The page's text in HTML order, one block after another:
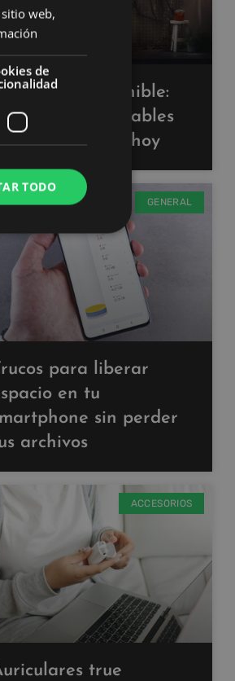
sostenible:
gadgets ecoamigables
puedes usar hoy
GENERAL
para liberar
en tu
sin perder
archivos
ACCESORIOS
true
web,
de
TODO